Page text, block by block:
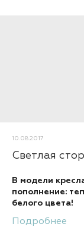
10.08.2017
Светлая
В модели
пополнение:
белого цвета!
Подробнее